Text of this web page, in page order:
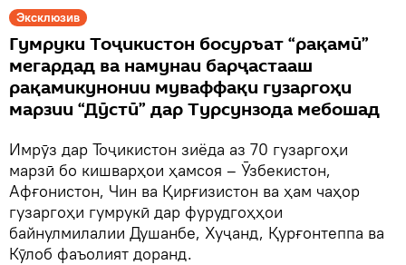
Эксклюзив
Гумруки Тоҷикистон босуръат “рақамӣ”
мегардад ва намунаи барҷастааш
рақамикунонии муваффақи гузаргоҳи
марзии “Дӯстӣ” дар Турсунзода мебошад
Имрӯз дар Тоҷикистон зиёда аз 70 гузаргоҳи
марзӣ бо кишварҳои ҳамсоя – Ӯзбекистон,
Афғонистон, Чин ва Қирғизистон ва ҳам чаҳор
гузаргоҳи гумрукӣ дар фурудгоҳҳои
байнулмилалии Душанбе, Хуҷанд, Қурғонтеппа ва
Кӯлоб фаъолият доранд.